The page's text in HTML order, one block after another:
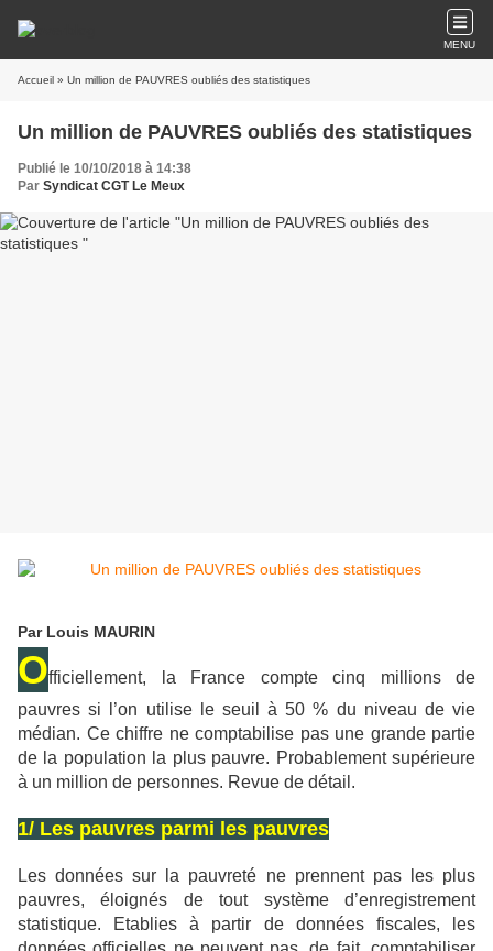
MENU
Accueil » Un million de PAUVRES oubliés des statistiques
Un million de PAUVRES oubliés des statistiques
Publié le 10/10/2018 à 14:38
Par Syndicat CGT Le Meux
Par Louis MAURIN
Officiellement, la France compte cinq millions de
pauvres si l’on utilise le seuil à 50 % du niveau de vie
médian. Ce chiffre ne comptabilise pas une grande partie
de la population la plus pauvre. Probablement supérieure
à un million de personnes. Revue de détail.
1/ Les pauvres parmi les pauvres
Les données sur la pauvreté ne prennent pas les plus
pauvres, éloignés de tout système d’enregistrement
statistique. Etablies à partir de données fiscales, les